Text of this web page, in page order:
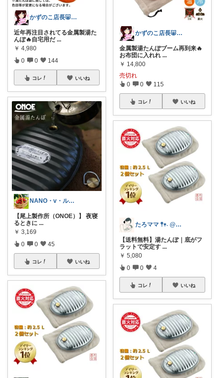
かずのこ店長🐷良い物いっぱい見つけ隊
近年再注目されてる金属製湯た
んぽ🔥自宅用だ ...
￥ 4,980
0 0 144
コレ いいね
NANO・v・ルムカツ
【尾上製作所（ONOE）】 夜寝
るときに ...
￥ 3,169
0 0 45
コレ いいね
かずのこ店長🐷良い物いっぱい見つけ隊
金属製湯たんぽブーム再到来🔥
お布団に入れれ ...
￥ 14,800
売切れ
0 0 115
コレ いいね
たろママ 𖤣𖥧˖ @_taro_mm
【送料無料】湯たんぽ｜底がフ
ラットで安定す ...
￥ 5,080
0 0 4
コレ いいね